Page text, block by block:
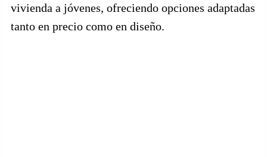
vivienda a jóvenes, ofreciendo opciones adaptadas
tanto en precio como en diseño.